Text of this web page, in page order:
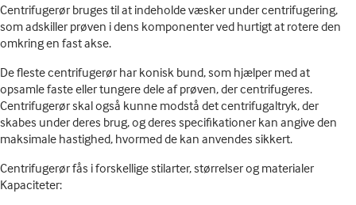
Centrifugerør bruges til at indeholde væsker under centrifugering,
som adskiller prøven i dens komponenter ved hurtigt at rotere den
omkring en fast akse.
De fleste centrifugerør har konisk bund, som hjælper med at
opsamle faste eller tungere dele af prøven, der centrifugeres.
Centrifugerør skal også kunne modstå det centrifugaltryk, der
skabes under deres brug, og deres specifikationer kan angive den
maksimale hastighed, hvormed de kan anvendes sikkert.
Centrifugerør fås i forskellige stilarter, størrelser og materialer
Kapaciteter: